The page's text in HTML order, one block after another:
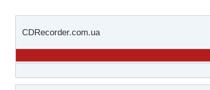
CDRecorder.com.ua